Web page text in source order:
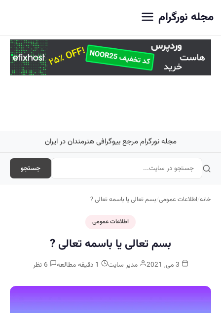
مجله نورگرام
مجله نورگرام مرجع بیوگرافی هنرمندان در ایران
جستجو
خانه/اطلاعات عمومی/بسم تعالی یا باسمه تعالی ?
اطلاعات عمومی
بسم تعالی یا باسمه تعالی ?
مدیر سایت